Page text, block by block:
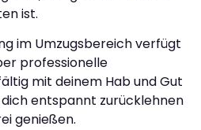
ist.
im Umzugsbereich verfügt
professionelle
mit deinem Hab und Gut
entspannt zurücklehnen
genießen.